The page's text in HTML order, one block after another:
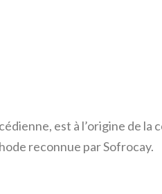
est à l’origine de
reconnue par Sofrocay.